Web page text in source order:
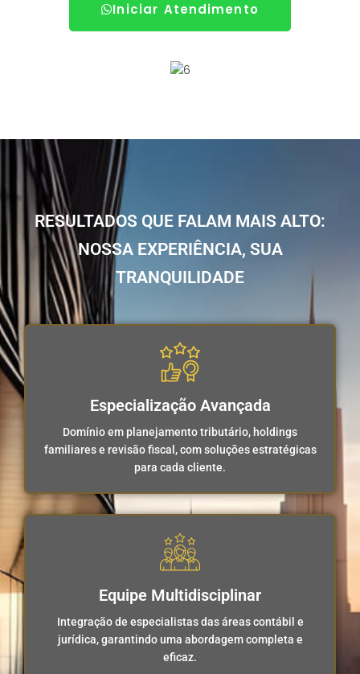
Iniciar Atendimento
RESULTADOS QUE FALAM MAIS ALTO:
NOSSA EXPERIÊNCIA, SUA
TRANQUILIDADE
Especialização Avançada
Domínio em planejamento tributário, holdings
familiares e revisão fiscal, com soluções estratégicas
para cada cliente.
Equipe Multidisciplinar
Integração de especialistas das áreas contábil e
jurídica, garantindo uma abordagem completa e
eficaz.